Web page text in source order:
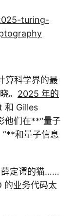
turing-
算科学界的最
。 2025 年的
和 Gilles
他们在**“量子
和量子信息
薛定谔的猫……
的业务代码太